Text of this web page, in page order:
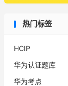
热门标签
HCIP
华为认证题库
华为考点